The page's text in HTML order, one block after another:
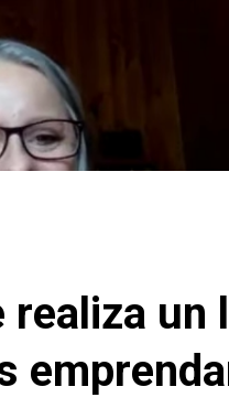
realiza un